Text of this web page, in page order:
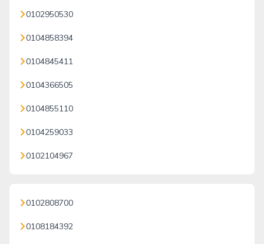
0102950530
0104858394
0104845411
0104366505
0104855110
0104259033
0102104967
0102808700
0108184392